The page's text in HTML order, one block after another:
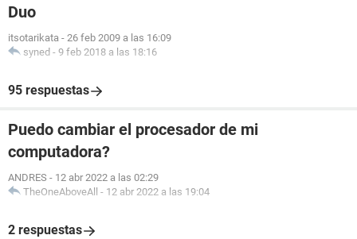
Duo
itsotarikata - 26 feb 2009 a las 16:09
syned - 9 feb 2018 a las 18:16
95 respuestas
Puedo cambiar el procesador de mi
computadora?
ANDRES - 12 abr 2022 a las 02:29
TheOneAboveAll - 12 abr 2022 a las 19:04
2 respuestas